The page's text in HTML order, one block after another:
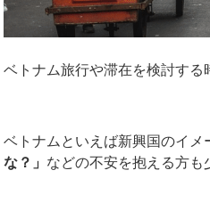
ベトナム旅行や滞在を検討する
ベトナムといえば新興国のイメ
な？」 などの不安を抱える方も